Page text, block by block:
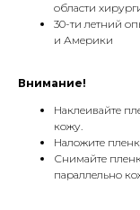
области
30-ти летний
и Америки
Внимание!
Наклеивайте
кожу.
Наложите
Снимайте
параллельно